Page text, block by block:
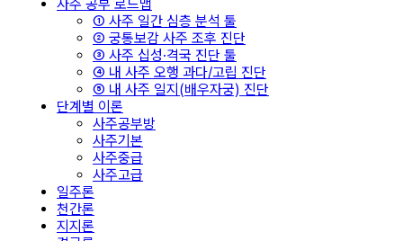
사주 공부 로드맵
① 사주 일간 심층 분석 툴
② 궁통보감 사주 조후 진단
③ 사주 십성·격국 진단 툴
④ 내 사주 오행 과다/고립 진단
⑤ 내 사주 일지(배우자궁) 진단
단계별 이론
사주공부방
사주기본
사주중급
사주고급
일주론
천간론
지지론